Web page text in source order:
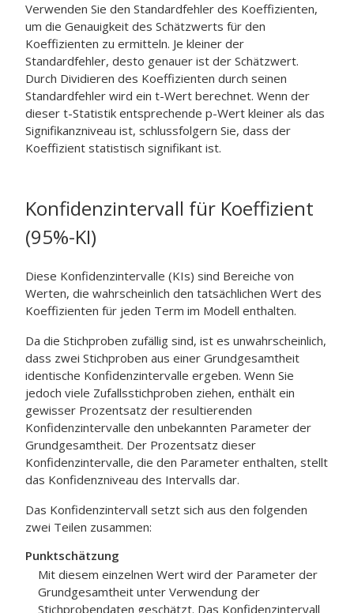
Verwenden Sie den Standardfehler des Koeffizienten,
um die Genauigkeit des Schätzwerts für den
Koeffizienten zu ermitteln. Je kleiner der
Standardfehler, desto genauer ist der Schätzwert.
Durch Dividieren des Koeffizienten durch seinen
Standardfehler wird ein t-Wert berechnet. Wenn der
dieser t-Statistik entsprechende p-Wert kleiner als das
Signifikanzniveau ist, schlussfolgern Sie, dass der
Koeffizient statistisch signifikant ist.
Konfidenzintervall für Koeffizient
(95%-KI)
Diese Konfidenzintervalle (KIs) sind Bereiche von
Werten, die wahrscheinlich den tatsächlichen Wert des
Koeffizienten für jeden Term im Modell enthalten.
Da die Stichproben zufällig sind, ist es unwahrscheinlich,
dass zwei Stichproben aus einer Grundgesamtheit
identische Konfidenzintervalle ergeben. Wenn Sie
jedoch viele Zufallsstichproben ziehen, enthält ein
gewisser Prozentsatz der resultierenden
Konfidenzintervalle den unbekannten Parameter der
Grundgesamtheit. Der Prozentsatz dieser
Konfidenzintervalle, die den Parameter enthalten, stellt
das Konfidenzniveau des Intervalls dar.
Das Konfidenzintervall setzt sich aus den folgenden
zwei Teilen zusammen:
Punktschätzung
Mit diesem einzelnen Wert wird der Parameter der
Grundgesamtheit unter Verwendung der
Stichprobendaten geschätzt. Das Konfidenzintervall